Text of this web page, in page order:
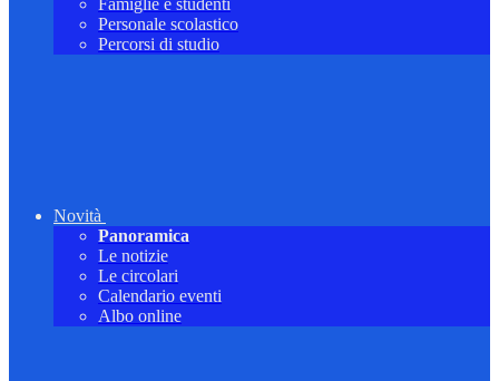
Famiglie e studenti
Personale scolastico
Percorsi di studio
Novità
Panoramica
Le notizie
Le circolari
Calendario eventi
Albo online